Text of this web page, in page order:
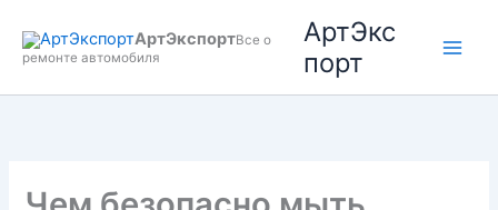
содержимому
АртЭкспортВсе о
ремонте автомобиля
АртЭкс
порт